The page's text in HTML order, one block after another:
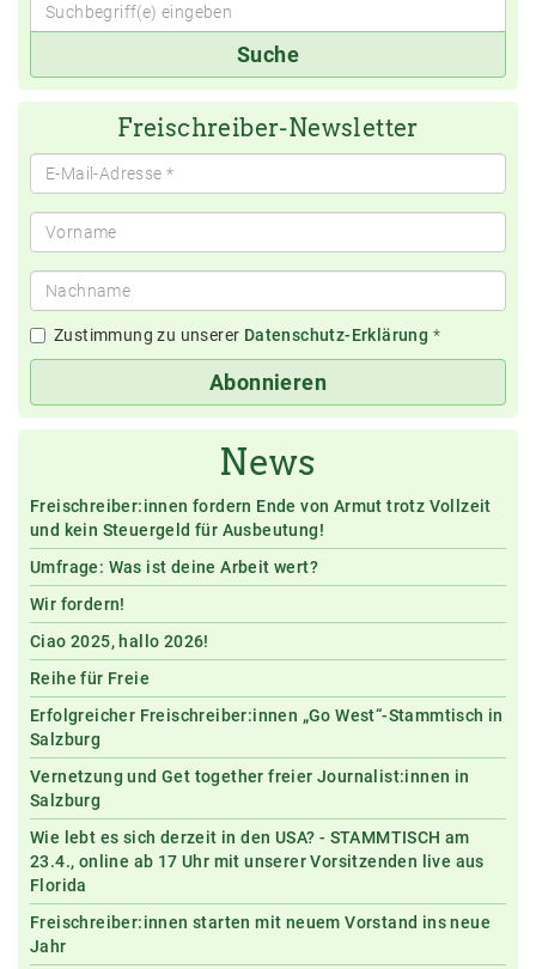
Suche
Freischreiber-Newsletter
Zustimmung zu unserer Datenschutz-Erklärung *
Abonnieren
News
Freischreiber:innen fordern Ende von Armut trotz Vollzeit
und kein Steuergeld für Ausbeutung!
Umfrage: Was ist deine Arbeit wert?
Wir fordern!
Ciao 2025, hallo 2026!
Reihe für Freie
Erfolgreicher Freischreiber:innen „Go West“-Stammtisch in
Salzburg
Vernetzung und Get together freier Journalist:innen in
Salzburg
Wie lebt es sich derzeit in den USA? - STAMMTISCH am
23.4., online ab 17 Uhr mit unserer Vorsitzenden live aus
Florida
Freischreiber:innen starten mit neuem Vorstand ins neue
Jahr